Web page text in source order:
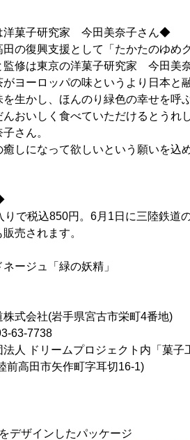
洋菓子研究家 今田美奈子さん◆
の復興支援として「たかたのゆめ
監修は東京の洋菓子研究家 今田美
ヨーロッパの味というより日本と
を生かし、ほんのり緑色の幸せを
んおいしく食べていただけるとうれ
さん。
しになって欲しいという願いを込
で税込850円。6月1日に三陸鉄道
売されます。
ージュ「緑の妖精」
式会社(岩手県宮古市栄町4番地)
7738
人 ドリームプロジェクト内「菓子
田市矢作町字耳切16-1)
デザインしたパッケージ